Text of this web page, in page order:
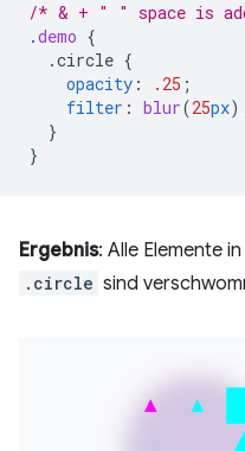
/* & + " " space is
.demo {
.circle {
opacity : .25 ;
filter : blur(25px
}
}
Ergebnis: Alle Elemente in
.circle sind